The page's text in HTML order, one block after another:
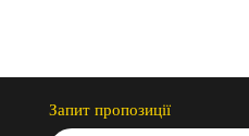
Запит пропозиції